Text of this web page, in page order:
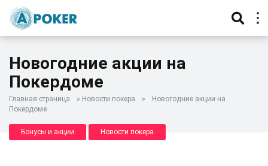
Новогодние акции на
Покердоме
Главная страница » Новости покера »
Новогодние акции на
Покердоме
Бонусы и акции Новости покера